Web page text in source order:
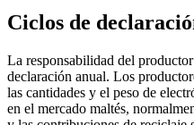
Ciclos de
La responsabilidad del
declaración anual. Los
las cantidades y el peso de
en el mercado maltés,